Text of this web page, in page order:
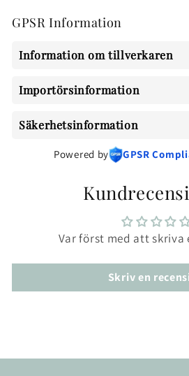
GPSR Information
Information om tillverkaren
Importörsinformation
Säkerhetsinformation
Powered by GPSR
Var först med att skriva
Skriv en